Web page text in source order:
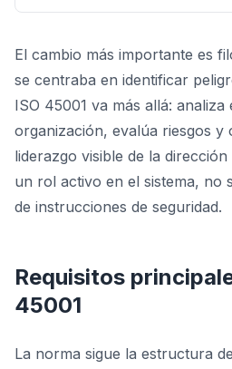
El cambio más importante es
se centraba en identificar
ISO 45001 va más allá:
organización, evalúa riesgos y
liderazgo visible de la
un rol activo en el sistema, no
de instrucciones de seguridad.
Requisitos
45001
La norma sigue la estructura